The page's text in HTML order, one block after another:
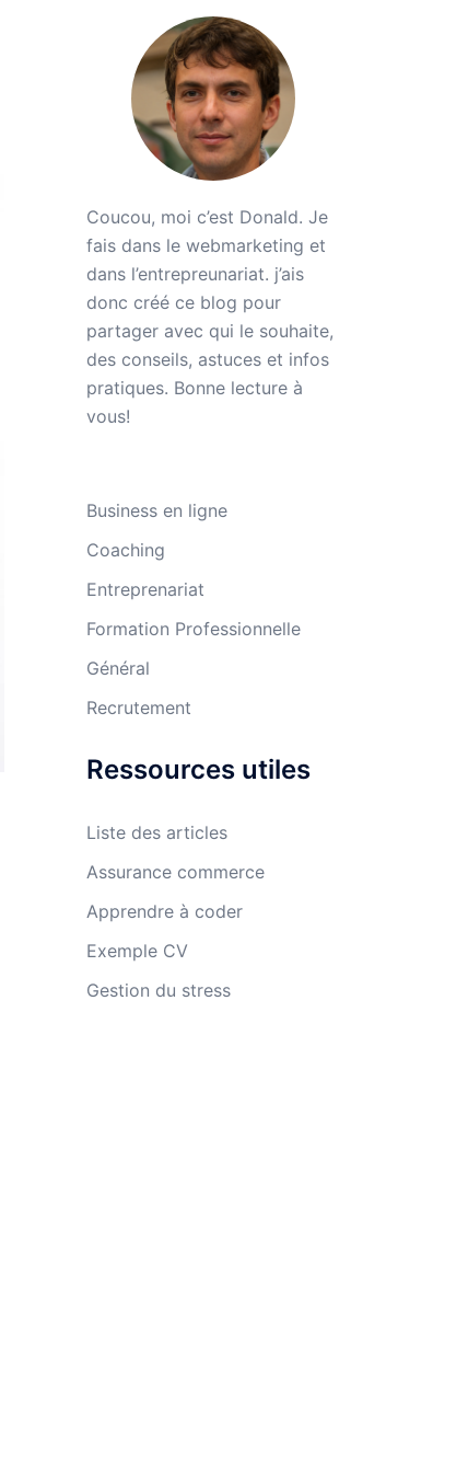
Coucou, moi c’est Donald. Je
fais dans le webmarketing et
dans l’entrepreunariat. j’ais
donc créé ce blog pour
partager avec qui le souhaite,
des conseils, astuces et infos
pratiques. Bonne lecture à
vous!
Business en ligne
Coaching
Entreprenariat
Formation Professionnelle
Général
Recrutement
Ressources utiles
Liste des articles
Assurance commerce
Apprendre à coder
Exemple CV
Gestion du stress